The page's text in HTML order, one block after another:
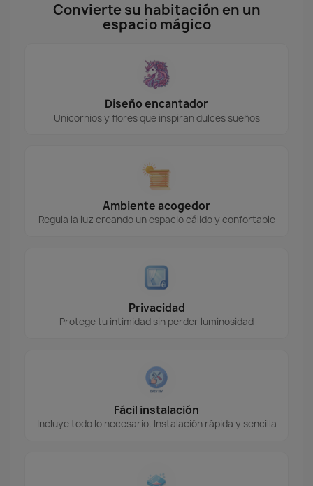
Convierte su habitación en un
espacio mágico
Diseño encantador
Unicornios y flores que inspiran dulces sueños
Ambiente acogedor
Regula la luz creando un espacio cálido y confortable
Privacidad
Protege tu intimidad sin perder luminosidad
Fácil instalación
Incluye todo lo necesario. Instalación rápida y sencilla